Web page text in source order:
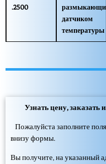
.2500
датчиком
температуры
Узнать цену, заказать
Пожалуйста заполните
внизу формы.
Вы получите, на указанный